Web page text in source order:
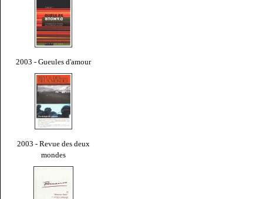
2003 - Gueules d'amour
2003 - Revue des deux
mondes